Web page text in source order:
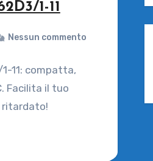
1-11
Nessun commento
11: compatta,
Facilita il tuo
ritardato!